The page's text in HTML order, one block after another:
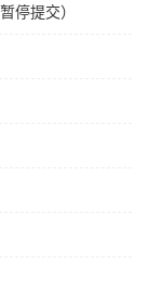
停提交）